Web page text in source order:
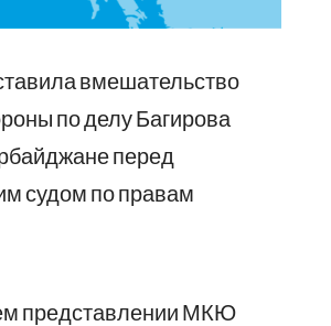
вмешательство
по делу Багирова
перед
судом по правам
представлении МКЮ